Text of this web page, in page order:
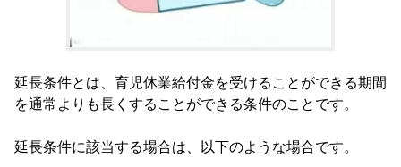
延長条件とは、育児休業給付金を受けることができる期間
を通常よりも長くすることができる条件のことです。
延長条件に該当する場合は、以下のような場合です。